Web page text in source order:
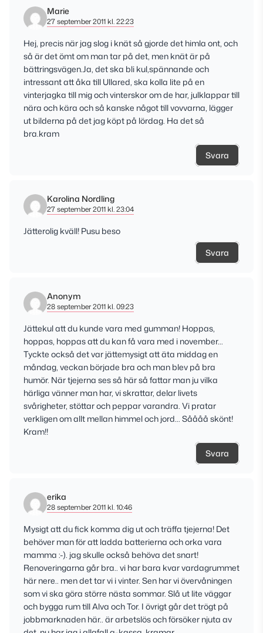
Marie
27 september 2011 kl. 22:23
Hej, precis när jag slog i knät så gjorde det himla ont, och
så är det ömt om man tar på det, men knät är på
bättringsvägen.Ja, det ska bli kul,spännande och
intressant att åka till Ullared, ska kolla lite på en
vinterjagka till mig och vinterskor om de har, julklappar till
nära och kära och så kanske något till vovvarna, lägger
ut bilderna på det jag köpt på lördag. Ha det så
bra.kram
Svara
Karolina Nordling
27 september 2011 kl. 23:04
Jätterolig kväll! Pusu beso
Svara
Anonym
28 september 2011 kl. 09:23
Jättekul att du kunde vara med gumman! Hoppas,
hoppas, hoppas att du kan få vara med i november…
Tyckte också det var jättemysigt att äta middag en
måndag, veckan började bra och man blev på bra
humör. När tjejerna ses så här så fattar man ju vilka
härliga vänner man har, vi skrattar, delar livets
svårigheter, stöttar och peppar varandra. Vi pratar
verkligen om allt mellan himmel och jord… Såååå skönt!
Kram!!
Svara
erika
28 september 2011 kl. 10:46
Mysigt att du fick komma dig ut och träffa tjejerna! Det
behöver man för att ladda batterierna och orka vara
mamma :-). jag skulle också behöva det snart!
Renoveringarna går bra.. vi har bara kvar vardagrummet
här nere.. men det tar vi i vinter. Sen har vi övervåningen
som vi ska göra större nästa sommar. Slå ut lite väggar
och bygga rum till Alva och Tor. I övrigt går det trögt på
jobbmarknaden här.. är arbetslös och försöker njuta av